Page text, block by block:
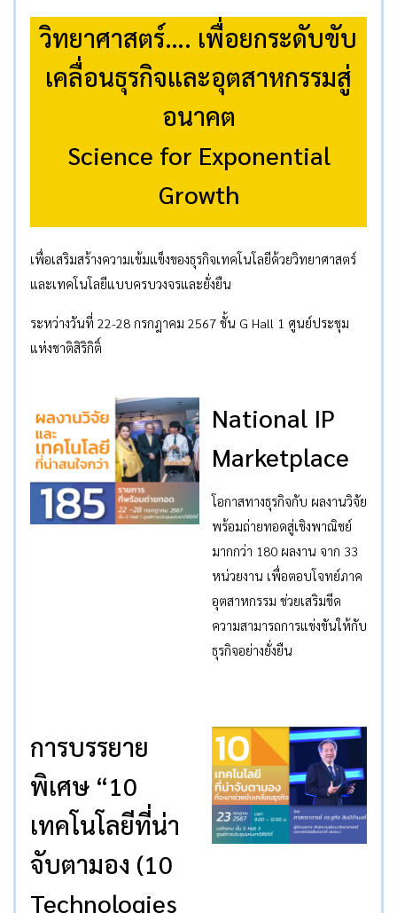
วิทยาศาสตร์…. เพื่อยกระดับขับ
เคลื่อนธุรกิจและอุตสาหกรรมสู่
อนาคต
Science for Exponential
Growth
เพื่อเสริมสร้างความเข้มแข็งของธุรกิจเทคโนโลยีด้วยวิทยาศาสตร์
และเทคโนโลยีแบบครบวงจรและยั่งยืน
ระหว่างวันที่ 22-28 กรกฎาคม 2567 ชั้น G Hall 1 ศูนย์ประชุม
แห่งชาติสิริกิติ์
National IP
Marketplace
โอกาสทางธุรกิจกับ ผลงานวิจัย
พร้อมถ่ายทอดสู่เชิงพาณิชย์
มากกว่า 180 ผลงาน จาก 33
หน่วยงาน เพื่อตอบโจทย์ภาค
อุตสาหกรรม ช่วยเสริมขีด
ความสามารถการแข่งขันให้กับ
ธุรกิจอย่างยั่งยืน
การบรรยาย
พิเศษ “10
เทคโนโลยีที่น่า
จับตามอง (10
Technologies